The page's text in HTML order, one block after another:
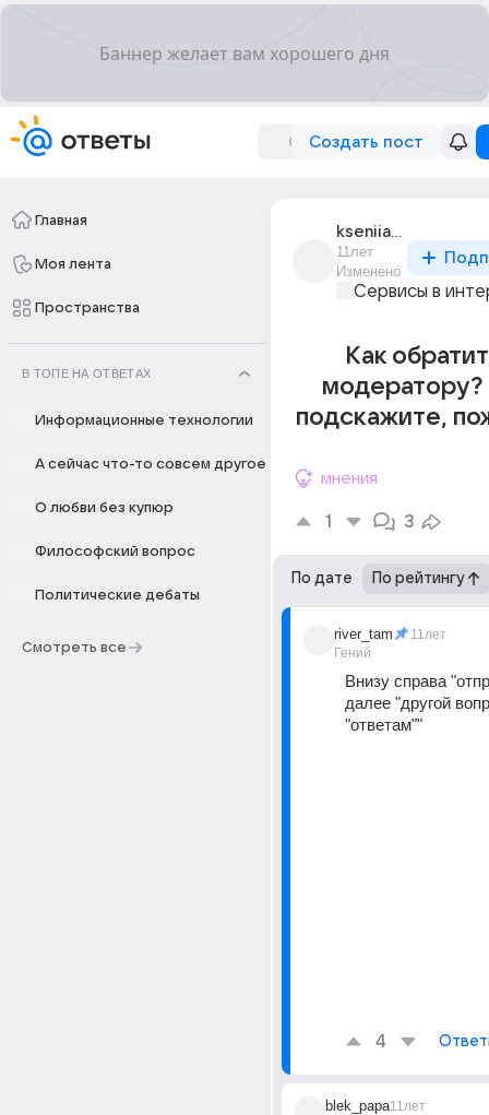
Создать пост
Главная
Моя лента
Пространства
В ТОПЕ НА ОТВЕТАХ
Информационные технологии
А сейчас что-то совсем другое
О любви без купюр
Философский вопрос
Политические дебаты
Смотреть все
kseniia_kobzar_4
11лет
Изменено
Сервисы в
Как
модератору?
подскажите,
мнения
1 3
По дате По рейтингу
river_tam
Гений
11лет
Внизу справа
далее "другой
"ответам""
4
blek_papa11лет